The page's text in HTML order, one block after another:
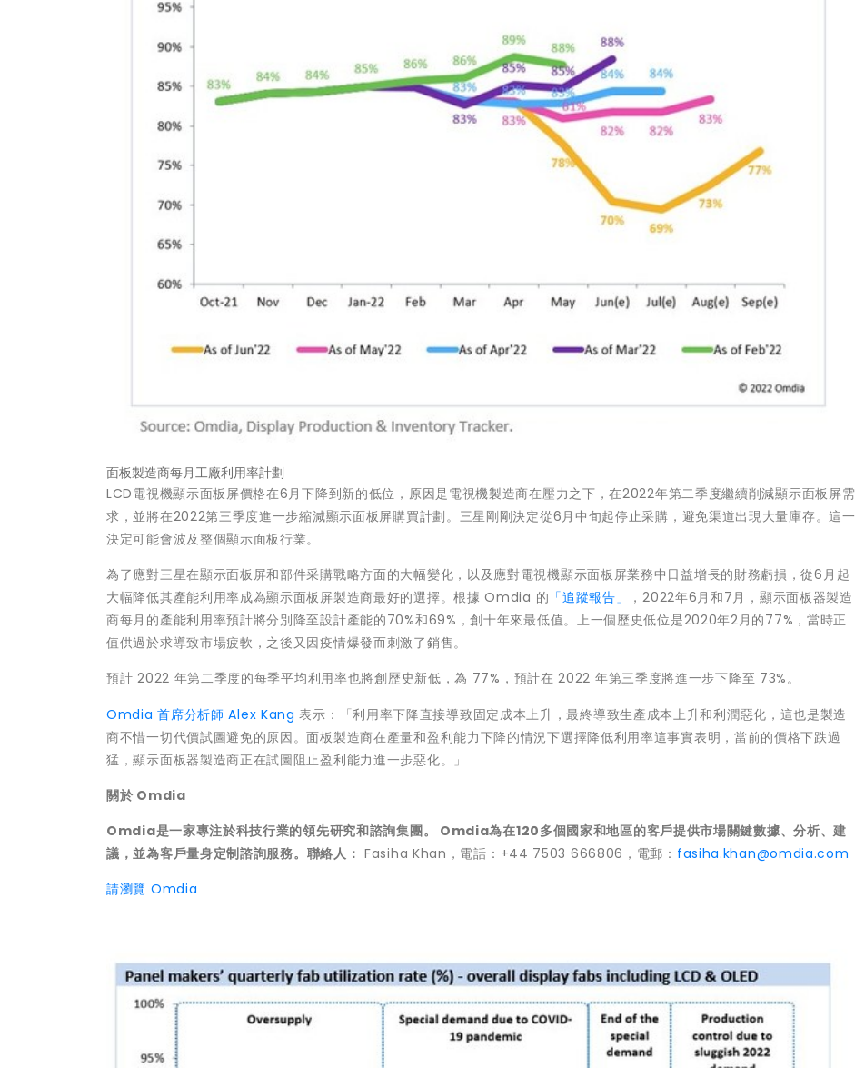
面板製造商每月工廠利用率計劃
LCD電視機顯示面板屏價格在6月下降到新的低位，原因是電視機製造商在壓力之下，在2022年第二季度繼續削減顯示面板屏需
求，並將在2022第三季度進一步縮減顯示面板屏購買計劃。三星剛剛決定從6月中旬起停止采購，避免渠道出現大量庫存。這一
決定可能會波及整個顯示面板行業。
為了應對三星在顯示面板屏和部件采購戰略方面的大幅變化，以及應對電視機顯示面板屏業務中日益增長的財務虧損，從6月起
大幅降低其產能利用率成為顯示面板屏製造商最好的選擇。根據 Omdia 的 「追蹤報告」
，2022年6月和7月，顯示面板器製造
商每月的產能利用率預計將分別降至設計產能的70%和69%，創十年來最低值。上一個歷史低位是2020年2月的77%，當時正
值供過於求導致市場疲軟，之後又因疫情爆發而刺激了銷售。
預計 2022 年第二季度的每季平均利用率也將創歷史新低，為 77%，預計在 2022 年第三季度將進一步下降至 73%。
Omdia 首席分析師Alex Kang 表示：「利用率下降直接導致固定成本上升，最終導致生產成本上升和利潤惡化，這也是製造
商不惜一切代價試圖避免的原因。面板製造商在產量和盈利能力下降的情況下選擇降低利用率這事實表明，當前的價格下跌過
猛，顯示面板器製造商正在試圖阻止盈利能力進一步惡化。」
關於 Omdia
Omdia是一家專注於科技行業的領先研究和諮詢集團。 Omdia為在120多個國家和地區的客戶提供市場關鍵數據、分析、建
議，並為客戶量身定制諮詢服務。聯絡人： Fasiha Khan，電話：+44 7503 666806，電郵： fasiha.khan@omdia.com
請瀏覽 Omdia